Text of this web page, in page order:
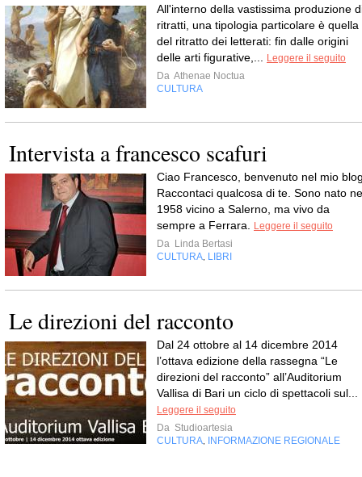
All'interno della vastissima produzione
ritratti, una tipologia particolare è quella
del ritratto dei letterati: fin dalle origini
delle arti figurative,...
Leggere il seguito
Da Athenae Noctua
CULTURA
Intervista a francesco scafuri
Ciao Francesco, benvenuto nel mio
Raccontaci qualcosa di te. Sono nato
1958 vicino a Salerno, ma vivo da
sempre a Ferrara.
Leggere il seguito
Da Linda Bertasi
CULTURA LIBRI
Le direzioni del racconto
Dal 24 ottobre al 14 dicembre 2014
l’ottava edizione della rassegna “Le
direzioni del racconto” all’Auditorium
Vallisa di Bari un ciclo di spettacoli sul...
Leggere il seguito
Da Studioartesia
CULTURA
INFORMAZIONE REGIONALE